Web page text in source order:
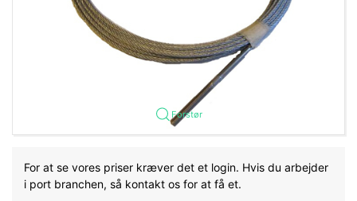
Forstør
For at se vores priser kræver det et login. Hvis du arbejder
i port branchen, så kontakt os for at få et.